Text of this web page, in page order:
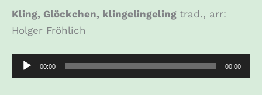
Kling, Glöckchen, klingelingeling trad., arr:
Holger Fröhlich
Audio-
Player
00:00 00:00